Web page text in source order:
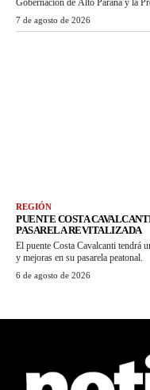
7 de agosto de 2026
REGIÓN
PUENTE COSTA
PASARELA REVITALIZADA
El puente Costa Cavalcanti tendrá
y mejoras en su pasarela peatonal.
6 de agosto de 2026